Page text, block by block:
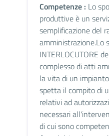
Competenze : Lo
produttive è un
semplificazione del
amministrazione.Lo
INTERLOCUTORE
complesso di atti
la vita di un
spetta il compito di
relativi ad
necessari
di cui sono